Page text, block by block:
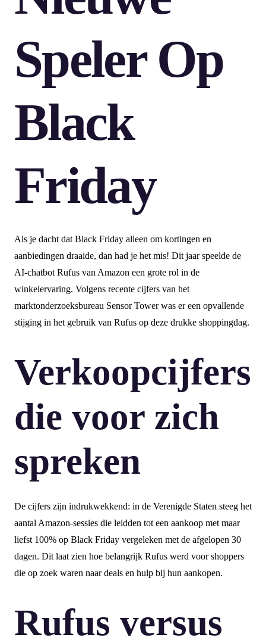
Speler Op
Black
Friday
Als je dacht dat Black Friday alleen om kortingen en
aanbiedingen draaide, dan had je het mis! Dit jaar speelde de
AI-chatbot Rufus van Amazon een grote rol in de
winkelervaring. Volgens recente cijfers van het
marktonderzoeksbureau Sensor Tower was er een opvallende
stijging in het gebruik van Rufus op deze drukke shoppingdag.
Verkoopcijfers
die voor zich
spreken
De cijfers zijn indrukwekkend: in de Verenigde Staten steeg het
aantal Amazon-sessies die leidden tot een aankoop met maar
liefst 100% op Black Friday vergeleken met de afgelopen 30
dagen. Dit laat zien hoe belangrijk Rufus werd voor shoppers
die op zoek waren naar deals en hulp bij hun aankopen.
Rufus versus